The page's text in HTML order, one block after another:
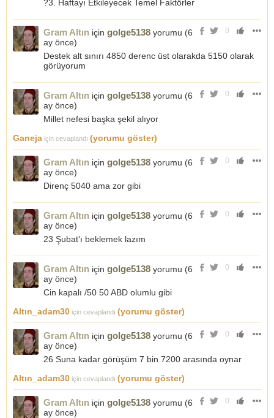
?3. Haftayı Etkileyecek Temel Faktörler
0
Gram Altın için golge5138 yorumu (6
ay önce)
Destek alt sınırı 4850 derenc üst olarakda 5150 olarak
görüyorum
0
Gram Altın için golge5138 yorumu (6
ay önce)
Millet nefesi başka şekil alıyor
Ganeja için cevaplandı (yorumu göster)
0
Gram Altın için golge5138 yorumu (6
ay önce)
Direnç 5040 ama zor gibi
0
Gram Altın için golge5138 yorumu (6
ay önce)
23 Şubat'ı beklemek lazım
0
Gram Altın için golge5138 yorumu (6
ay önce)
Cin kapalı /50 50 ABD olumlu gibi
Altın_adam30 için cevaplandı (yorumu göster)
0
Gram Altın için golge5138 yorumu (6
ay önce)
26 Suna kadar görüşüm 7 bin 7200 arasında oynar
Altın_adam30 için cevaplandı (yorumu göster)
0
Gram Altın için golge5138 yorumu (6
ay önce)